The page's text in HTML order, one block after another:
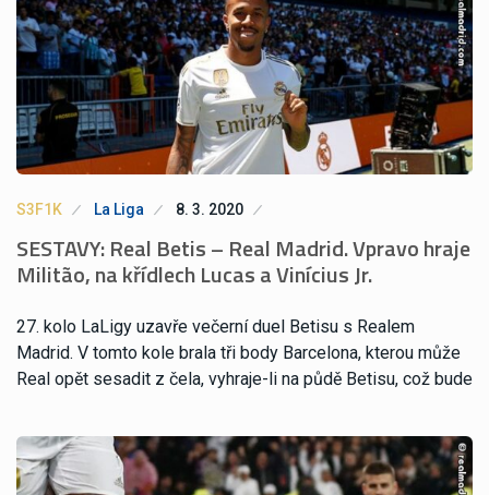
S3F1K La Liga 8. 3. 2020
SESTAVY: Real Betis – Real Madrid. Vpravo hraje
Militão, na křídlech Lucas a Vinícius Jr.
27. kolo LaLigy uzavře večerní duel Betisu s Realem
Madrid. V tomto kole brala tři body Barcelona, kterou může
Real opět sesadit z čela, vyhraje-li na půdě Betisu, což bude